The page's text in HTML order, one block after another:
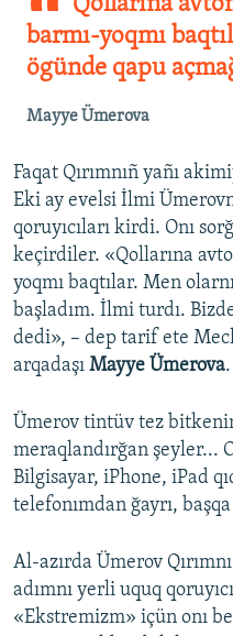
Qollarına
barmı-yoqmı
ögünde qapu
Mayye Ümerova
Faqat Qırımnıñ yañı
Eki ay evelsi İlmi
qoruyıcıları kirdi. Onı
keçirdiler. «Qollarına
yoqmı baqtılar. Men
başladım. İlmi turdı.
dedi», – dep tarif ete
arqadaşı Mayye Ümerova.
Ümerov tintüv tez
meraqlandırğan şeyler...
Bilgisayar, iPhone, iPad
telefonımdan ğayrı,
Al-azırda Ümerov
adımnı yerli uquq
«Ekstremizm» içün onı